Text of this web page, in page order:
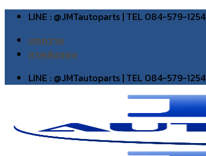
Skip
content
LINE : @JMTautoparts | TEL 084-579-1254
บทความ
ภาพส่งของ
LINE : @JMTautoparts | TEL 084-579-1254